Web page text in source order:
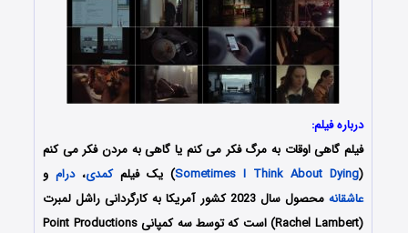
درباره فیلم:
فیلم گاهی اوقات به مرگ فکر می کنم یا گاهی به مردن فکر می کنم
(
Sometimes I Think About Dying) یک فیلمکمدی،درامو
عاشقانه
محصول سال 2023 کشور آمریکا به کارگردانی راشل لمبرت
(Rachel Lambert) است که توسط سه کمپانی‌ Point Productions